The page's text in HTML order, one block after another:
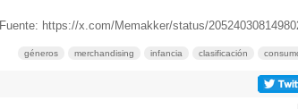
Fuente: https://x.com/Memakker/status/
géneros merchandising infancia clasificación